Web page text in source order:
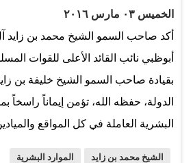
الاستثمار بالإنسان الإماراتي باعتباره
وصف سموه أبناء الوطن بأنهم هم
سموه خلال الافتتاح سمو الشيخ هزاع بن
رئيس المجلس التنفيذي في أبوظبي
زايد آل نهيان رئيس مجلس أمناء
نهيان…
الخميس ٠٣ مارس ٢٠١٦
أكد صاحب السمو الشيخ محمد بن زايد
أبوظبي نائب القائد الأعلى للقوات
بقيادة صاحب السمو الشيخ خليفة بن
الدولة، حفظه الله، تؤمن إيماناً راسخاً
البشرية العاملة في كل المواقع
الشيخ محمد بن زايد الموارد البشرية